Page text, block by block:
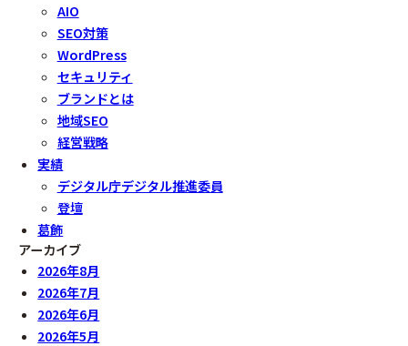
AIO
SEO対策
WordPress
セキュリティ
ブランドとは
地域SEO
経営戦略
実績
デジタル庁デジタル推進委員
登壇
葛飾
アーカイブ
2026年8月
2026年7月
2026年6月
2026年5月